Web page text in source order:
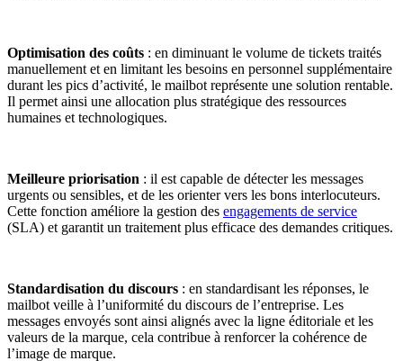
Optimisation des coûts : en diminuant le volume de tickets traités
manuellement et en limitant les besoins en personnel supplémentaire
durant les pics d’activité, le mailbot représente une solution rentable.
Il permet ainsi une allocation plus stratégique des ressources
humaines et technologiques.
Meilleure priorisation : il est capable de détecter les messages
urgents ou sensibles, et de les orienter vers les bons interlocuteurs.
Cette fonction améliore la gestion des engagements de service
(SLA) et garantit un traitement plus efficace des demandes critiques.
Standardisation du discours : en standardisant les réponses, le
mailbot veille à l’uniformité du discours de l’entreprise. Les
messages envoyés sont ainsi alignés avec la ligne éditoriale et les
valeurs de la marque, cela contribue à renforcer la cohérence de
l’image de marque.